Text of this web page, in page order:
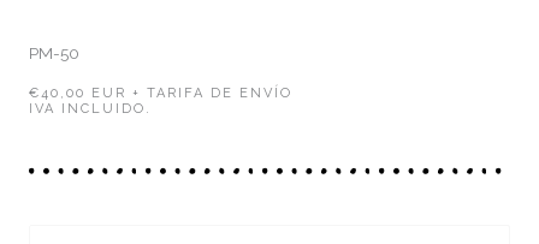
PM-50
€40,00 EUR + TARIFA DE ENVÍO
IVA INCLUIDO.